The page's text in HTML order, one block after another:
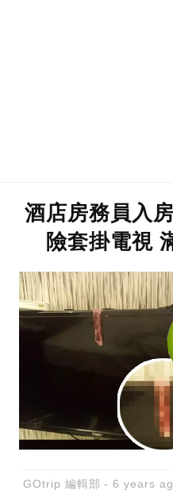
酒店房務員入
險套掛電視
GOtrip 編輯部 6 years